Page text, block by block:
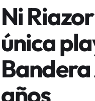
Ni
única
Bandera
años